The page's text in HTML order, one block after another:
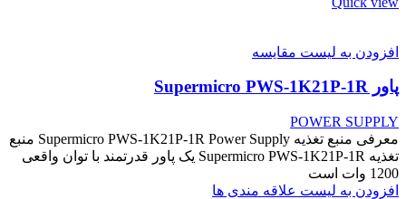
افزودن به لیست مقایسه
پاور Supermicro PWS-1K21P-1R
POWER SUPPLY
معرفی منبع تغذیه Supermicro PWS-1K21P-1R Power Supply منبع
تغذیه Supermicro PWS-1K21P-1R یک پاور قدرتمند با توان واقعی
1200 وات است
افزودن به لیست علاقه مندی ها